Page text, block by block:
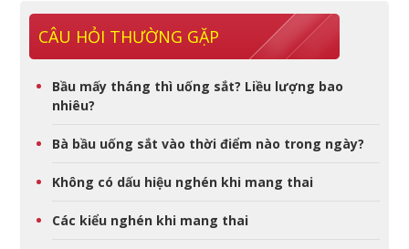
CÂU HỎI THƯỜNG GẶP
Bầu mấy tháng thì uống sắt? Liều lượng bao
nhiêu?
Bà bầu uống sắt vào thời điểm nào trong ngày?
Không có dấu hiệu nghén khi mang thai
Các kiểu nghén khi mang thai